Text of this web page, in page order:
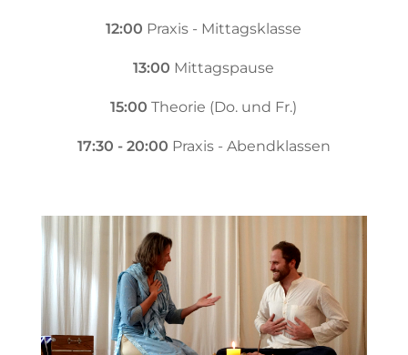
12:00 Praxis - Mittagsklasse
13:00 Mittagspause
15:00Theorie (Do. und Fr.)
17:30 - 20:00 Praxis - Abendklassen